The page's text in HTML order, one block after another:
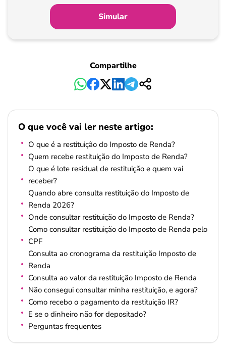
Pagamento
Simular
Compartilhe
O que você vai ler neste artigo:
O que é a restituição do Imposto de Renda?
Quem recebe restituição do Imposto de Renda?
O que é lote residual de restituição e quem vai
receber?
Quando abre consulta restituição do Imposto de
Renda 2026?
Onde consultar restituição do Imposto de Renda?
Como consultar restituição do Imposto de Renda pelo
CPF
Consulta ao cronograma da restituição Imposto de
Renda
Consulta ao valor da restituição Imposto de Renda
Não consegui consultar minha restituição, e agora?
Como recebo o pagamento da restituição IR?
E se o dinheiro não for depositado?
Perguntas frequentes